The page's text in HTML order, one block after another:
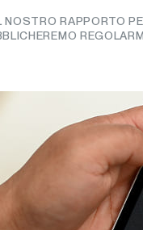
RAPPORTO